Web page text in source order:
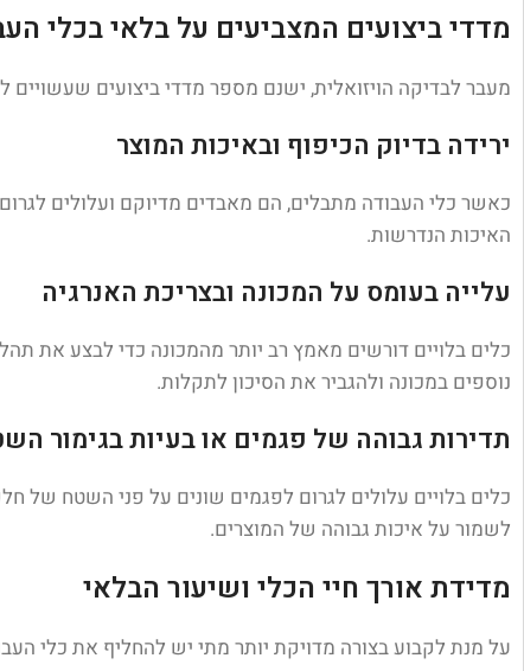
מדדי ביצועים המצביעים על בלאי בכלי
מעבר לבדיקה הויזואלית, ישנם מספר מדדי ביצועים
ירידה בדיוק הכיפוף ובאיכות המוצר
כאשר כלי העבודה מתבלים, הם מאבדים מדיוקם ועלולים
האיכות הנדרשות.
עלייה בעומס על המכונה ובצריכת האנרגיה
כלים בלויים דורשים מאמץ רב יותר מהמכונה כדי לבצע את
נוספים במכונה ולהגביר את הסיכון לתקלות.
תדירות גבוהה של פגמים או בעיות בגימור
כלים בלויים עלולים לגרום לפגמים שונים על פני השטח של
לשמור על איכות גבוהה של המוצרים.
מדידת אורך חיי הכלי ושיעור הבלאי
על מנת לקבוע בצורה מדויקת יותר מתי יש להחליף את כלי